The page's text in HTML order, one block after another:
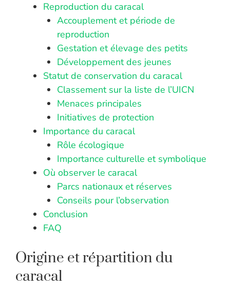
Reproduction du caracal
Accouplement et période de
reproduction
Gestation et élevage des petits
Développement des jeunes
Statut de conservation du caracal
Classement sur la liste de l’UICN
Menaces principales
Initiatives de protection
Importance du caracal
Rôle écologique
Importance culturelle et symbolique
Où observer le caracal
Parcs nationaux et réserves
Conseils pour l’observation
Conclusion
FAQ
Origine et répartition du
caracal